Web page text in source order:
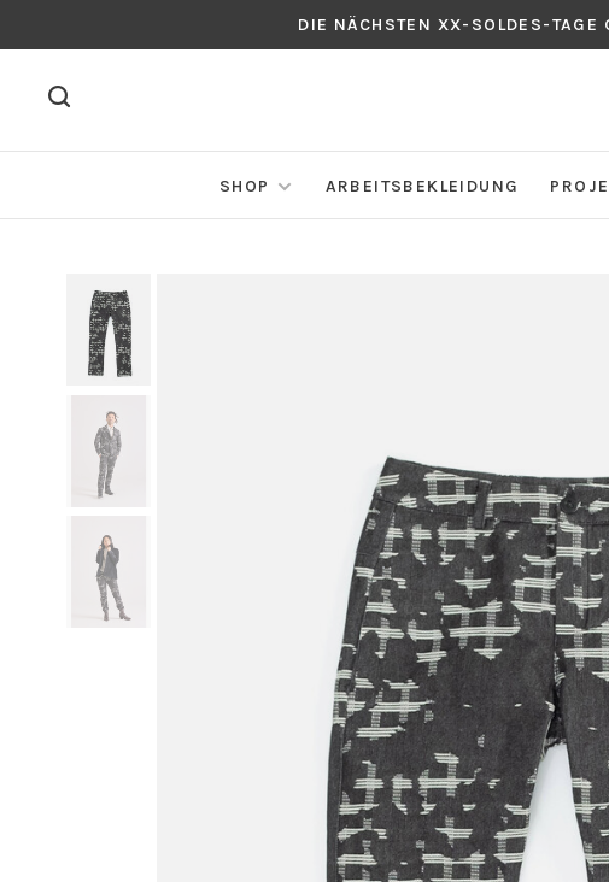
DIE NÄCHSTEN XX-SOLDES-TAGE
SHOP ARBEITSBEKLEIDUNG